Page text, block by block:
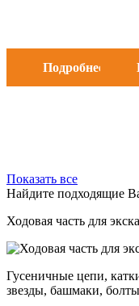
Подробнее
Показать все
Найдите подходящие
Ходовая часть для
Гусеничные цепи,
звезды, башмаки,